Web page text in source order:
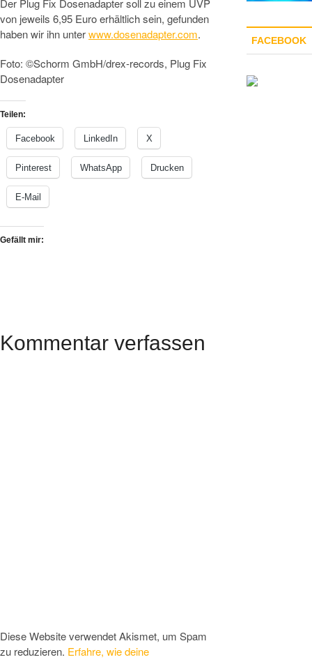
Der Plug Fix Dosenadapter soll zu einem UVP
von jeweils 6,95 Euro erhältlich sein, gefunden
haben wir ihn unterwww.dosenadapter.com.
Foto: ©Schorm GmbH/drex-records, Plug Fix
Dosenadapter
Teilen:
Facebook LinkedIn X
Pinterest WhatsApp Drucken
E-Mail
Gefällt mir:
Kommentar verfassen
Diese Website verwendet Akismet, um Spam
zu reduzieren. Erfahre, wie deine
FACEBOOK